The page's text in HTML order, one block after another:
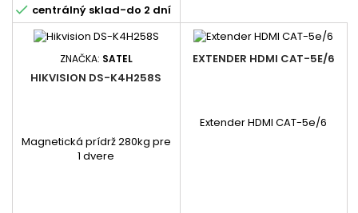
 centrálný sklad-do 2 dní
ZNAČKA: SATEL
HIKVISION DS-K4H258S
Magnetická prídrž 280kg pre
1 dvere
EXTENDER HDMI CAT-5E/6
Extender HDMI CAT-5e/6